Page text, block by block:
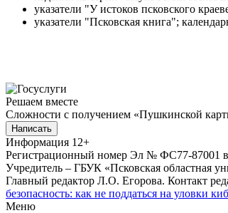
указатели "У истоков псковского
указатели "Псковская книга";
Решаем вместе
Сложности с получением «Пушкинской
Написать
Информация 12+
Регистрационный номер Эл № ФС77-87001
Учредитель – ГБУК «Псковская областная
Главный редактор Л.О. Егорова. Контакт
безопасность: как не поддаться на уловки
Меню